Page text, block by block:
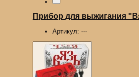
Прибор для выжигания
Артикул: ---